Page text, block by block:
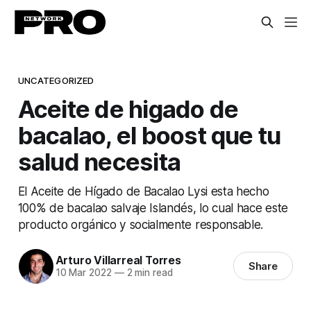
UNCATEGORIZED
Aceite de higado de
bacalao, el boost que tu
salud necesita
El Aceite de Hígado de Bacalao Lysi esta hecho
100% de bacalao salvaje Islandés, lo cual hace este
producto orgánico y socialmente responsable.
Arturo Villarreal Torres
10 Mar 2022 —2 min read Share